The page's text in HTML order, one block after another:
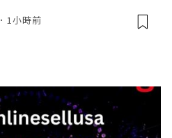
1小時前